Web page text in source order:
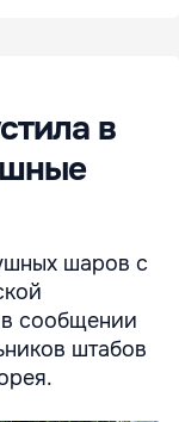
в
шаров с
сообщении
штабов